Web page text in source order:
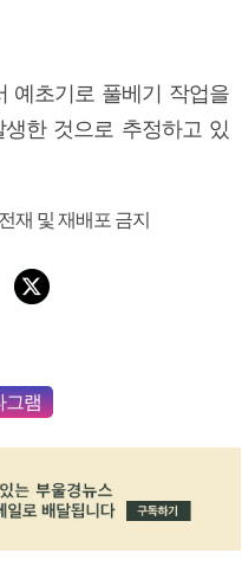
예초기로 풀베기 작업을
한 것으로 추정하고 있
재 및 재배포 금지
그램